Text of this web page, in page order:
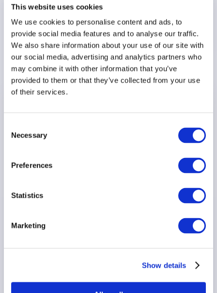
This website uses cookies
We use cookies to personalise content and ads, to
provide social media features and to analyse our traffic.
We also share information about your use of our site with
our social media, advertising and analytics partners who
may combine it with other information that you’ve
provided to them or that they’ve collected from your use
of their services.
Selection
Necessary
Preferences
Statistics
Marketing
Show details
Tu video en Sugerencias